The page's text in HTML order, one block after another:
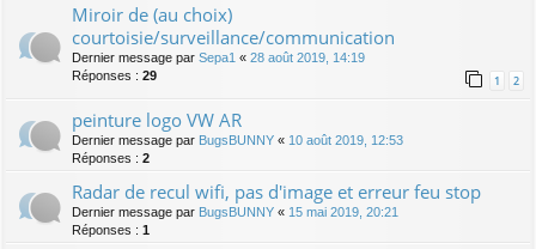
Miroir de (au choix)
courtoisie/surveillance/communication
Dernier message par Sepa1 « 28 août 2019, 14:19
Réponses : 29 1 2
peinture logo VW AR
Dernier message par BugsBUNNY « 10 août 2019, 12:53
Réponses : 2
Radar de recul wifi, pas d'image et erreur feu stop
Dernier message par BugsBUNNY « 15 mai 2019, 20:21
Réponses : 1